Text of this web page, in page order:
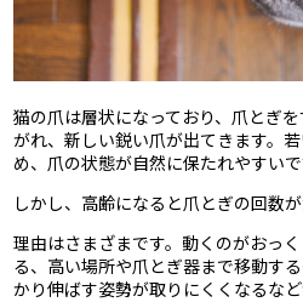
猫の爪は層状になっており、爪とぎ
がれ、新しい鋭い爪が出てきます。
め、爪の状態が自然に保たれやすいで
しかし、高齢になると爪とぎの回数
理由はさまざまです。動くのがおっ
る、高い場所や爪とぎ器まで移動す
かり伸ばす姿勢が取りにくくなるなど